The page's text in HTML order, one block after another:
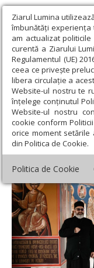
Ziarul Lumina
îmbunătăți experiența
am actualizat
curentă a Ziarului
Regulamentul (UE)
ceea ce privește
libera circulație a
Website-ul nostru te
înțelege conținutul
Website-ul nostru
cookie conform
orice moment
din Politica de Cookie.
Politica de Cookie
Ziarul Lumina ›
pentru credincioșii